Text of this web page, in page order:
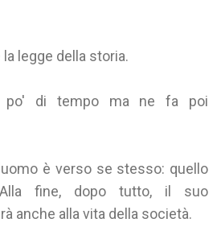
legge della storia.
po' di tempo ma ne fa poi
è verso se stesso: quello
fine, dopo tutto, il suo
anche alla vita della società.